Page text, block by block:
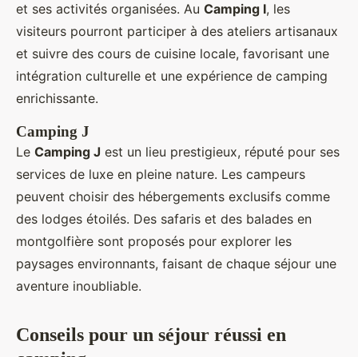
et ses activités organisées. Au Camping I, les
visiteurs pourront participer à des ateliers artisanaux
et suivre des cours de cuisine locale, favorisant une
intégration culturelle et une expérience de camping
enrichissante.
Camping J
Le Camping J est un lieu prestigieux, réputé pour ses
services de luxe en pleine nature. Les campeurs
peuvent choisir des hébergements exclusifs comme
des lodges étoilés. Des safaris et des balades en
montgolfière sont proposés pour explorer les
paysages environnants, faisant de chaque séjour une
aventure inoubliable.
Conseils pour un séjour réussi en